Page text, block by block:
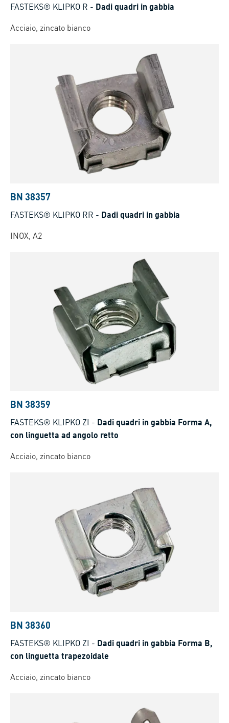
FASTEKS® KLIPKO R - Dadi quadri in gabbia
Acciaio, zincato bianco
BN 38357
FASTEKS® KLIPKO RR - Dadi quadri in gabbia
INOX, A2
BN 38359
FASTEKS® KLIPKO ZI - Dadi quadri in gabbia Forma A,
con linguetta ad angolo retto
Acciaio, zincato bianco
BN 38360
FASTEKS® KLIPKO ZI - Dadi quadri in gabbia Forma B,
con linguetta trapezoidale
Acciaio, zincato bianco